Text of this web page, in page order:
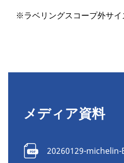
※ラベリングスコープ外サイ
メディア資料
20260129-michelin-